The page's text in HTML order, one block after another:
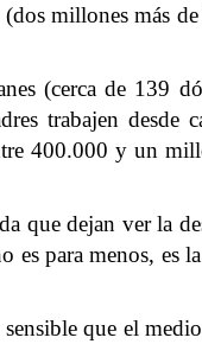
millones más
(cerca de
trabajen desde
400.000 y un
que dejan ver la
para menos,
que el